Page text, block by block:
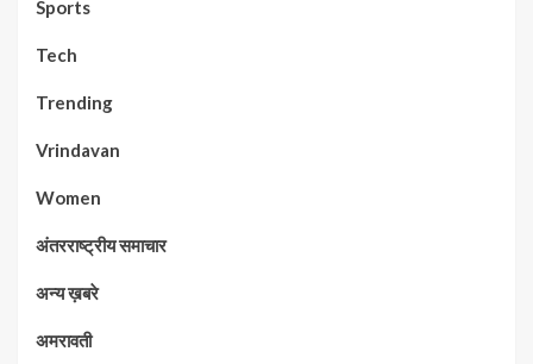
Sports
Tech
Trending
Vrindavan
Women
अंतरराष्ट्रीय समाचार
अन्य ख़बरे
अमरावती